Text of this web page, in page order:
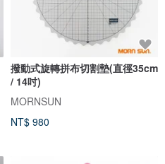
撥動式旋轉拼布切割墊(直徑35cm
/ 14吋)
MORNSUN
NT$ 980